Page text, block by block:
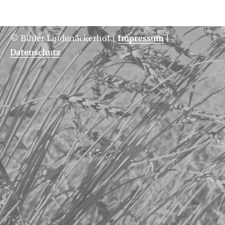
© Bihler Lindenäckerhof|Impressum|
Datenschutz